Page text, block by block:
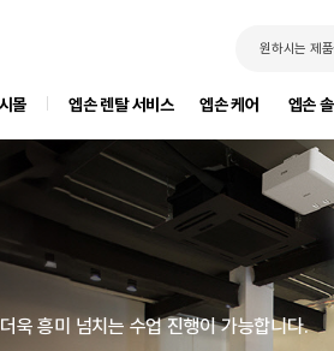
원하시는 제
몰 엡손 렌탈 서비스 엡손 케어 엡손
욱 흥미 넘치는 수업 진행이 가능합니다.